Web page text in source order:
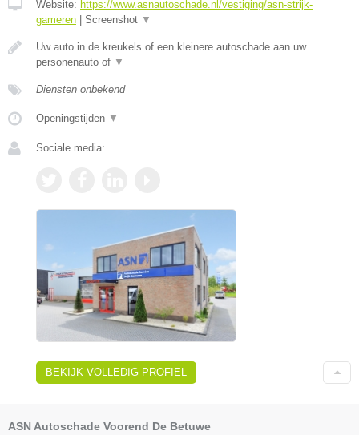
Website: https://www.asnautoschade.nl/vestiging/asn-strijk-
gameren | Screenshot ▼
Uw auto in de kreukels of een kleinere autoschade aan uw
personenauto of ▼
Diensten onbekend
Openingstijden ▼
Sociale media:
BEKIJK VOLLEDIG PROFIEL
ASN Autoschade Voorend De Betuwe